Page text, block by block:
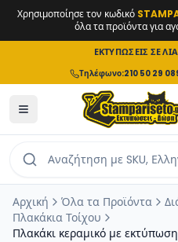
Χρησιμοποίησε τον κωδικό
όλα τα προϊόντα για
ΕΚΤΥΠΩΣΕΙΣ ΣΕ
Τηλέφωνο:210 50 29
Αρχική Όλα τα Προϊόντα
Πλακάκια Τοίχου
Πλακάκι κεραμικό με